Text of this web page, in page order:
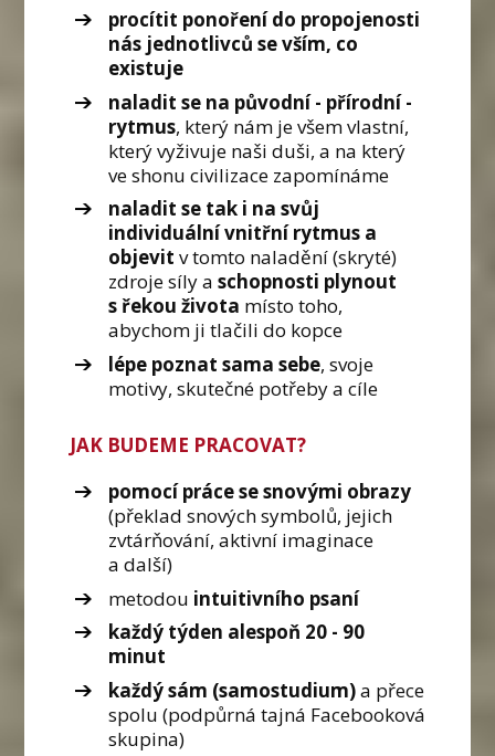
procítit ponoření do propojenosti
nás jednotlivců se vším, co
existuje
naladit se na původní - přírodní -
rytmus, který nám je všem vlastní,
který vyživuje naši duši, a na který
ve shonu civilizace zapomínáme
naladit se tak i na svůj
individuální vnitřní rytmus a
objevit v tomto naladění (skryté)
zdroje síly a schopnosti plynout
s řekou života místo toho,
abychom ji tlačili do kopce
lépe poznat sama sebe, svoje
motivy, skutečné potřeby a cíle
JAK BUDEME PRACOVAT?
pomocí práce se snovými obrazy
(překlad snových symbolů, jejich
zvtárňování, aktivní imaginace
a další)
metodou intuitivního psaní
každý týden alespoň 20 - 90
minut
každý sám (samostudium)a přece
spolu (podpůrná tajná Facebooková
skupina)